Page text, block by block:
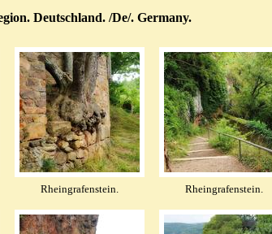
Deutschland. /De/. Germany.
Rheingrafenstein. Rheingrafenstein.